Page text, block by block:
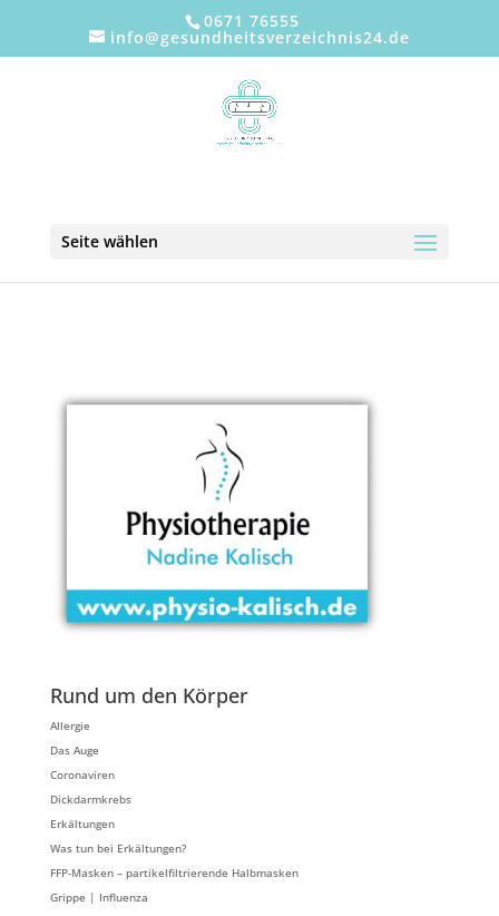
0671 76555
info@gesundheitsverzeichnis24.de
Seite wählen
Rund um den Körper
Allergie
Das Auge
Coronaviren
Dickdarmkrebs
Erkältungen
Was tun bei Erkältungen?
FFP-Masken – partikelfiltrierende Halbmasken
Grippe | Influenza